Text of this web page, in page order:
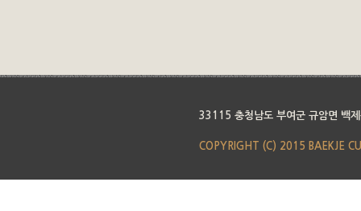
33115 충청남도 부여군 규암면 백
COPYRIGHT (C) 2015 BAEKJE